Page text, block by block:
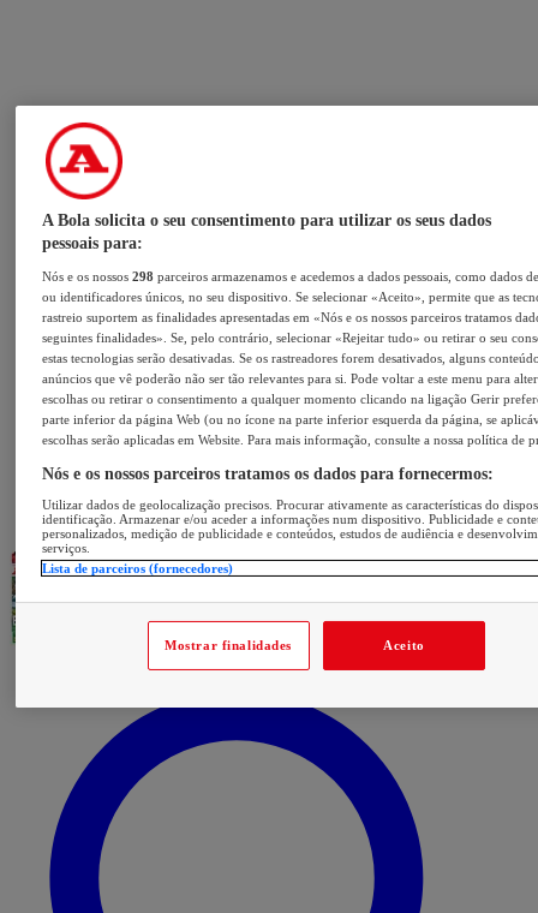
A Bola solicita o seu consentimento para utilizar os seus dados
pessoais para:
Nós e os nossos298 parceiros armazenamos e acedemos a dados pessoais, como dados
ou identificadores únicos, no seu dispositivo. Se selecionar «Aceito», permite que as
rastreio suportem as finalidades apresentadas em «Nós e os nossos parceiros tratamos
seguintes finalidades». Se, pelo contrário, selecionar «Rejeitar tudo» ou retirar o seu
estas tecnologias serão desativadas. Se os rastreadores forem desativados, alguns
anúncios que vê poderão não ser tão relevantes para si. Pode voltar a este menu para
escolhas ou retirar o consentimento a qualquer momento clicando na ligação Gerir
parte inferior da página Web (ou no ícone na parte inferior esquerda da página, se
escolhas serão aplicadas em Website. Para mais informação, consulte a nossa política de
Nós e os nossos parceiros tratamos os dados para fornecermos:
Utilizar dados de geolocalização precisos. Procurar ativamente as características do
identificação. Armazenar e/ou aceder a informações num dispositivo. Publicidade e
personalizados, medição de publicidade e conteúdos, estudos de audiência e
serviços.
Lista de parceiros (fornecedores)
Mostrar finalidades Aceito